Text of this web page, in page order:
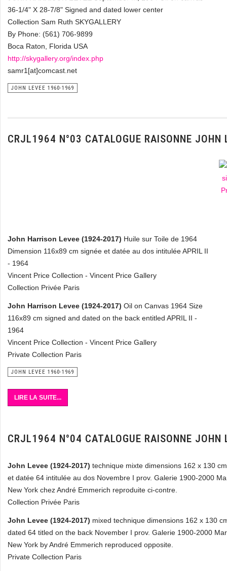
36-1/4" X 28-7/8" Signed and dated lower center
Collection Sam Ruth SKYGALLERY
By Phone: (561) 706-9899
Boca Raton, Florida USA
http://skygallery.org/index.php
samr1[at]comcast.net
JOHN LEVEE 1960-1969
CRJL1964 N°03 CATALOGUE RAISONNE JOHN
John Harrison Levee (1924-2017) Huile sur Toile de 1964
Dimension 116x89 cm signée et datée au dos intitulée APRIL II
- 1964
Vincent Price Collection - Vincent Price Gallery
Collection Privée Paris
John Harrison Levee (1924-2017) Oil on Canvas 1964 Size
116x89 cm signed and dated on the back entitled APRIL II -
1964
Vincent Price Collection - Vincent Price Gallery
Private Collection Paris
JOHN LEVEE 1960-1969
LIRE LA SUITE...
CRJL1964 N°04 CATALOGUE RAISONNE JOHN
John Levee (1924-2017) technique mixte dimensions 162 x 130
et datée 64 intitulée au dos Novembre I prov. Galerie 1900-2000
New York chez André Emmerich reproduite ci-contre.
Collection Privée Paris
John Levee (1924-2017) mixed technique dimensions 162 x 130
dated 64 titled on the back November I prov. Galerie 1900-2000
New York by André Emmerich reproduced opposite.
Private Collection Paris